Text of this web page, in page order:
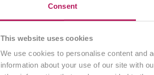
Consent
This website uses cookies
We use cookies to personalise content and
information about your use of our site with
Sie besuchen gerade